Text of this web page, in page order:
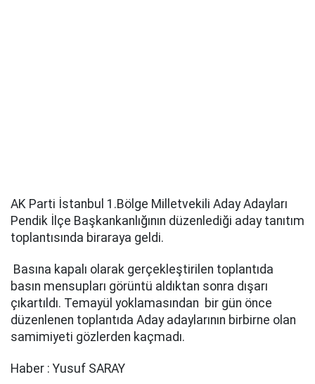
AK Parti İstanbul 1.Bölge Milletvekili Aday Adayları
Pendik İlçe Başkankanlığının düzenlediği aday tanıtım
toplantısında biraraya geldi.
Basına kapalı olarak gerçekleştirilen toplantıda
basın mensupları görüntü aldıktan sonra dışarı
çıkartıldı. Temayül yoklamasından bir gün önce
düzenlenen toplantıda Aday adaylarının birbirne olan
samimiyeti gözlerden kaçmadı.
Haber : Yusuf SARAY